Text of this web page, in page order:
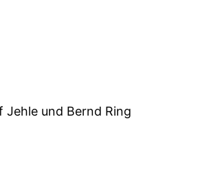
Jehle und Bernd Ring